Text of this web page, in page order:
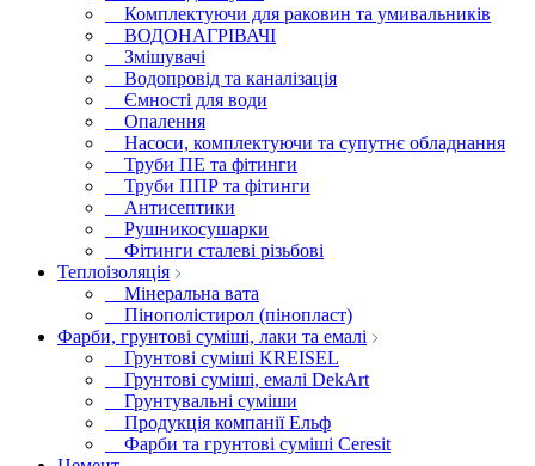
Комплектуючи для раковин та умивальників
ВОДОНАГРІВАЧІ
Змішувачі
Водопровід та каналізація
Ємності для води
Опалення
Насоси, комплектуючи та супутнє обладнання
Труби ПЕ та фітинги
Труби ППР та фітинги
Антисептики
Рушникосушарки
Фітинги сталеві різьбові
Теплоізоляція
Мінеральна вата
Пінополістирол (пінопласт)
Фарби, грунтові суміші, лаки та емалі
Грунтові суміші KREISEL
Грунтові суміші, емалі DekArt
Грунтувальні суміши
Продукція компанії Ельф
Фарби та грунтові суміші Ceresit